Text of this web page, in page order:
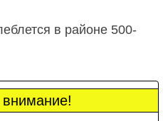
в районе 500-